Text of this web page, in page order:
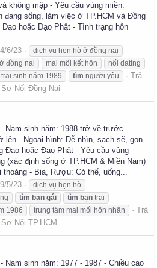
không mập - Yêu cầu vùng miền:
đang sống, làm việc ở TP.HCM và Đồng
Đạo hoặc Đạo Phật - Tình trạng hôn
6/23
dịch vụ hẹn hò ở đồng nai
đồng nai mai mối kết hôn
nối dating
trai sinh năm 1989 tìm người yêu
Trả
Sơ Nối Đồng Nai
Nam sinh năm: 1988 trở về trước -
lên - Ngoại hình: Dễ nhìn, sạch sẽ, gọn
Đạo hoặc Đạo Phật - Yêu cầu vùng
(xác định sống ở TP.HCM & Miền Nam)
- Bia, Rượu: Có thể, uống...
5/23
dịch vụ hẹn hò
tìm bạn gái tìm bạn trai
1986 trung tâm mai mối hôn nhân
Trả
Sơ Nối TP.HCM
sinh năm: 1977 - 1987 - Chiều cao